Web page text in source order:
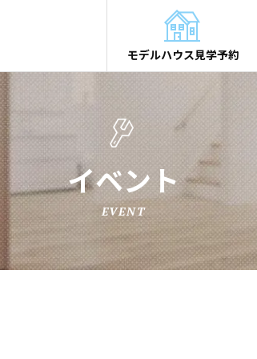
モデルハウス見学予約
イベント
EVENT